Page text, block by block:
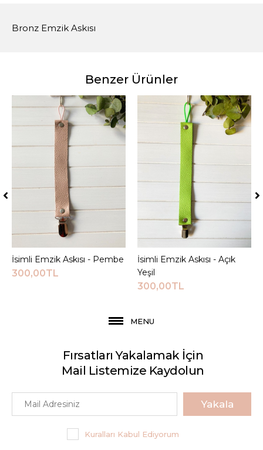
Bronz Emzik Askısı
Benzer Ürünler
Sepete Ekle
İsimli Emzik Askısı - Pembe
300,00TL
Sepete Ekle
İsimli Emzik Askısı - Açık
Yeşil
300,00TL
MENU
Fırsatları Yakalamak İçin
Mail Listemize Kaydolun
Yakala
Kuralları Kabul Ediyorum